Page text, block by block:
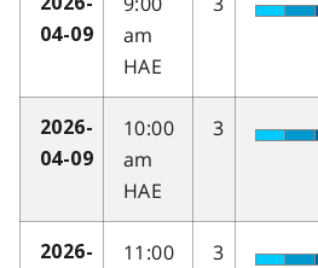
04-09
am
HAE
2026-
04-09
10:00
am
HAE
3
2026-
11:00
3